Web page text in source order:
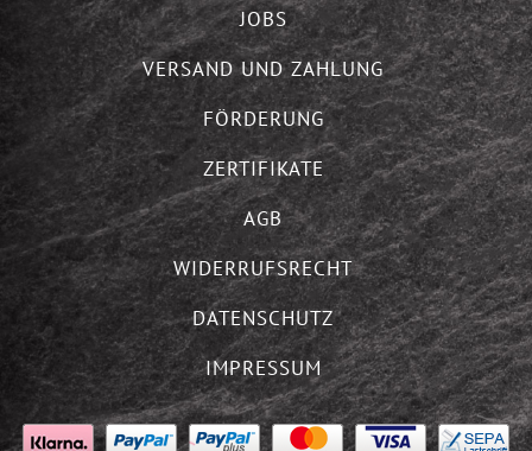
JOBS
VERSAND UND ZAHLUNG
FÖRDERUNG
ZERTIFIKATE
AGB
WIDERRUFSRECHT
DATENSCHUTZ
IMPRESSUM